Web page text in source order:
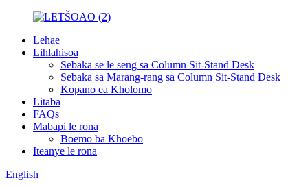
Lehae
Lihlahisoa
Sebaka se le seng sa Column Sit-Stand Desk
Sebaka sa Marang-rang sa Column Sit-Stand Desk
Kopano ea Kholomo
Litaba
FAQs
Mabapi le rona
Boemo ba Khoebo
Iteanye le rona
English